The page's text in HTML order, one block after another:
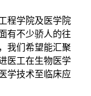
程学院及医学院
有不少骄人的往
我们希望能汇聚
医工在生物医学
学技术至临床应